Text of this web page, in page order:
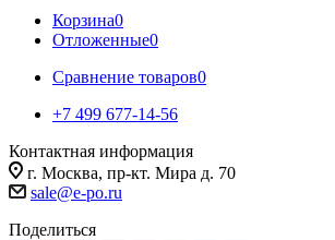
Корзина0
Отложенные0
Сравнение товаров0
+7 499 677-14-56
Контактная информация
г. Москва, пр-кт. Мира д. 70
sale@e-po.ru
Поделиться